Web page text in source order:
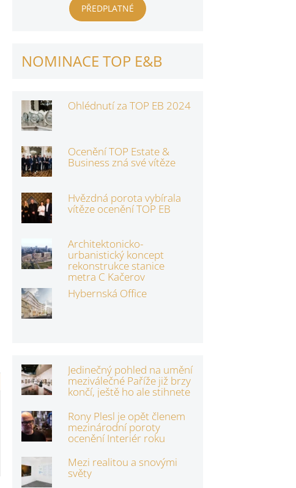
PŘEDPLATNÉ
NOMINACE TOP E&B
Ohlédnutí za TOP EB 2024
Ocenění TOP Estate &
Business zná své vítěze
Hvězdná porota vybírala
vítěze ocenění TOP EB
Architektonicko-
urbanistický koncept
rekonstrukce stanice
metra C Kačerov
Hybernská Office
Jedinečný pohled na umění
meziválečné Paříže již brzy
končí, ještě ho ale stihnete
Rony Plesl je opět členem
mezinárodní poroty
ocenění Interiér roku
Mezi realitou a snovými
světy